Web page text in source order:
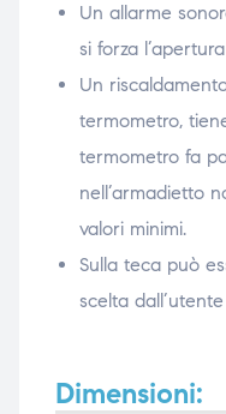
Un allarme
si forza
Un
termometro,
termometro fa
nell’armadietto
valori minimi.
Sulla teca può
scelta
Dimensioni: